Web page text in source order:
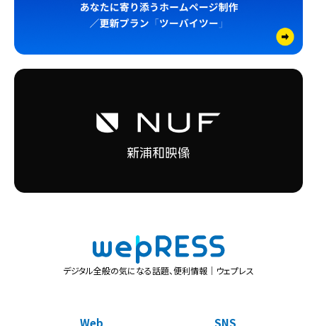
デジタル全般の気になる話題、便利情報｜ウェプレス
Web SNS